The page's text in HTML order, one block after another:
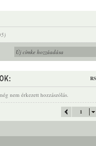
nem érkezett hozzászólás.
1